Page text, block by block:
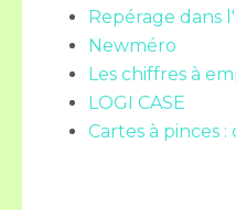
Repérage dans
Newméro
Les chiffres à
LOGI CASE
Cartes à pinces